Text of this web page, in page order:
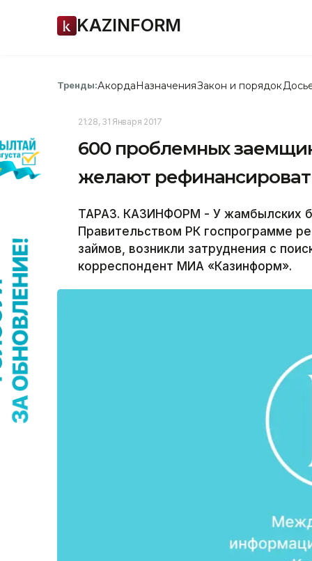
KAZINFORM
Тренды:АкордаНазначенияЗакон и порядок
21:28, 31 Января 2017
600 проблемных
желают
ТАРАЗ. КАЗИНФОРМ - У жамбылских
Правительством РК госпрограмме
займов, возникли затруднения с
корреспондент МИА «Казинформ».